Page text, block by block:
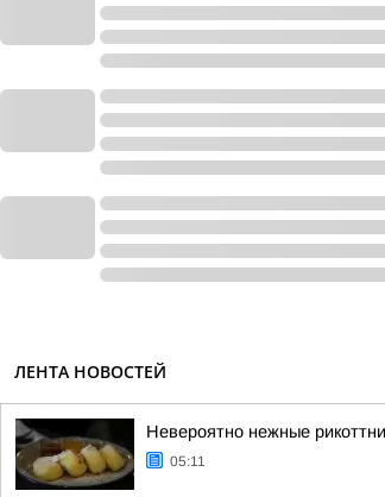
ЛЕНТА НОВОСТЕЙ
Невероятно нежные
05:11